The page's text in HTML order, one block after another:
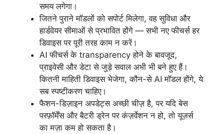
समय लगेगा।
जितने पुराने मॉडलों को सपोर्ट मिलेगा, वह सुविधा और
हार्डवेयर सीमाओं से प्रभावित होंगे — सभी नए फीचर्स हर
डिवाइस पर पूरी तरह काम न करें।
AI फीचर्स के transparency होने के बावजूद,
प्राइवेसी और डेटा से जुड़े सवाल अभी भी बने हुए हैं।
कितनी माहिती डिवाइस भेजेगा, कौन-से AI मॉडल होंगे, ये
सब स्पष्टीकरण चाहिए।
फैशन-डिज़ाइन अपडेट्स अच्छी चीज़ है, पर यदि बेस
परफ़ॉर्मेंस और बैटरी ड्रेन पर कंज़र्वेशन न हो, तो यूज़र्स
का मज़ा कम हो सकता है।